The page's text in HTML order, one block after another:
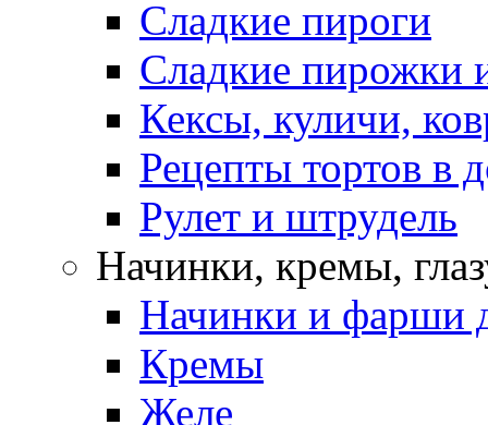
Сладкие пироги
Сладкие пирожки
Кексы, куличи,
Рецепты тортов в
Рулет и штрудель
Начинки, кремы,
Начинки и фарши
Кремы
Желе